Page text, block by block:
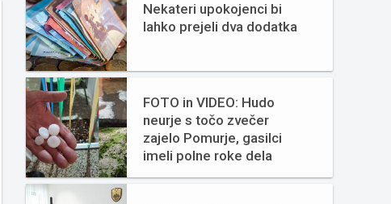
Nekateri upokojenci bi
lahko prejeli dva dodatka
FOTO in VIDEO: Hudo
neurje s točo zvečer
zajelo Pomurje, gasilci
imeli polne roke dela